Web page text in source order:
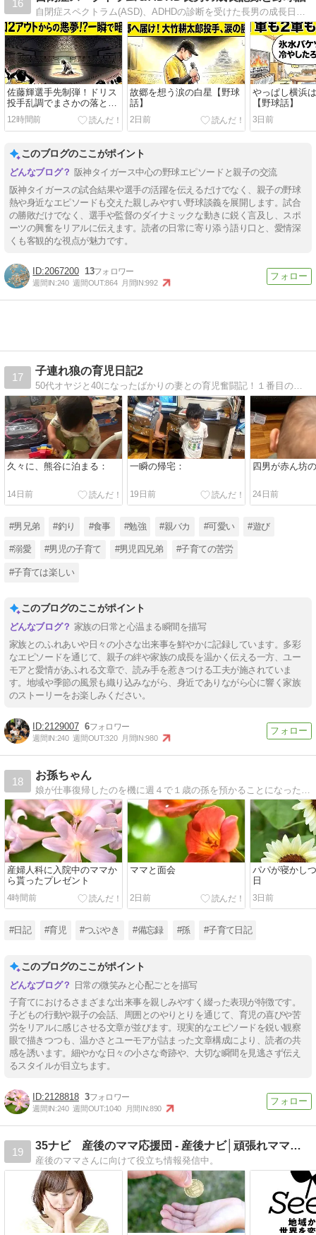
16
佐藤輝選手先制弾！ドリス
投手乱調でまさかの落とし
穴…【野球話】
12時間前
故郷を想う涙の白星【野球
話】
2日前
やっぱし横浜
【野球話】
3日前
このブログのここがポイント
阪神タイガース中心の野球エピソードと親子の交流
阪神タイガースの試合結果や選手の活躍を伝えるだけでなく、親子の野球
熱や身近なエピソードも交えた親しみやすい野球談義を展開します。試合
の勝敗だけでなく、選手や監督のダイナミックな動きに鋭く言及し、スポ
ーツの興奮をリアルに伝えます。読者の日常に寄り添う語り口と、愛情深
くも客観的な視点が魅力です。
2067200 13
週間IN:240 週間OUT:864 月間IN:992
17
子連れ狼の育児日記2
50代オヤジと40になったばかりの妻との育児奮闘記！１番目の子ができてから、ブログを続けております！！
久々に、熊谷に泊まる：
14日前
一瞬の帰宅：
19日前
四男が赤ん坊
24日前
#男兄弟 #釣り #食事 #勉強 #親バカ #可愛い #遊び
#溺愛 #男児の子育て #男児四兄弟 #子育ての苦労
#子育ては楽しい
このブログのここがポイント
家族の日常と心温まる瞬間を描写
家族とのふれあいや日々の小さな出来事を鮮やかに記録しています。多彩
なエピソードを通じて、親子の絆や家族の成長を温かく伝える一方、ユー
モアと愛情があふれる文章で、読み手を惹きつける工夫が施されていま
す。地域や季節の風景も織り込みながら、身近でありながら心に響く家族
のストーリーをお楽しみください。
2129007 6
週間IN:240 週間OUT:320 月間IN:980
18
お孫ちゃん
産婦人科に入院中のママか
ら貰ったプレゼント
4時間前
ママと面会
2日前
パパが寝かし
日
3日前
#日記 #育児 #つぶやき #備忘録 #孫 #子育て日記
このブログのここがポイント
日常の微笑みと心配ごとを描写
子育てにおけるさまざまな出来事を親しみやすく綴った表現が特徴です。
子どもの行動や親子の会話、周囲とのやりとりを通じて、育児の喜びや苦
労をリアルに感じさせる文章が並びます。現実的なエピソードを鋭い観察
眼で描きつつも、温かさとユーモアが詰まった文章構成により、読者の共
感を誘います。細やかな日々の小さな奇跡や、大切な瞬間を見逃さず伝え
るスタイルが目立ちます。
2128818 3
週間IN:240 週間OUT:1040 月間IN:890
19
35ナビ 産後のママ応援団 - 産後ナビ│頑張れママさん
産後のママさんに向けて役立ち情報発信中。